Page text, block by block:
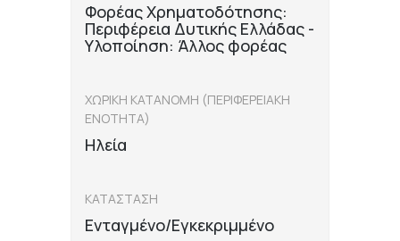
Φορέας Χρηματοδότησης:
Περιφέρεια Δυτικής Ελλάδας -
Υλοποίηση: Άλλος φορέας
ΧΩΡΙΚΗ ΚΑΤΑΝΟΜΗ (ΠΕΡΙΦΕΡΕΙΑΚΗ
ΕΝΟΤΗΤΑ)
Ηλεία
ΚΑΤΑΣΤΑΣΗ
Ενταγμένο/Εγκεκριμμένο